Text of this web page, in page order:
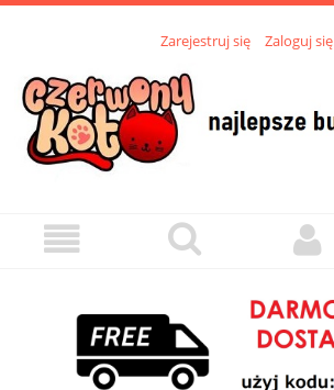
Zarejestruj się Zaloguj się